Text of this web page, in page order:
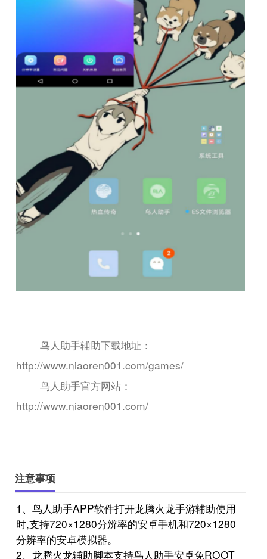
鸟人助手辅助下载地址：
http://www.niaoren001.com/games/
鸟人助手官方网站：
http://www.niaoren001.com/
注意事项
1、鸟人助手APP软件打开龙腾火龙手游辅助使用
时,支持720×1280分辨率的安卓手机和720×1280
分辨率的安卓模拟器。
2、龙腾火龙辅助脚本支持鸟人助手安卓免ROOT